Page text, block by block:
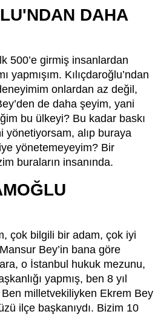
DAHA
500’e girmiş insanlardan
yapmışım. Kılıçdaroğlu’ndan
onlardan az değil,
de daha şeyim, yani
bu ülkeyi? Bu kadar baskı
yönetiyorsam, alıp buraya
yönetemeyeyim? Bir
buraların insanında.
çok bilgili bir adam, çok iyi
Bey’in bana göre
o İstanbul hukuk mezunu,
yapmış, ben 8 yıl
Ben milletvekiliyken Ekrem Bey
ilçe başkanıydı. Bizim 10